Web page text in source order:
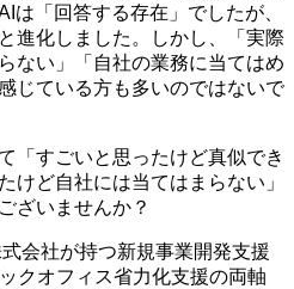
は「回答する存在」でしたが、
進化しました。しかし、「実際
ない」「自社の業務に当てはめ
じている方も多いのではないで
「すごいと思ったけど真似でき
けど自社には当てはまらない」
ざいませんか？
会社が持つ新規事業開発支援
クオフィス省力化支援の両軸